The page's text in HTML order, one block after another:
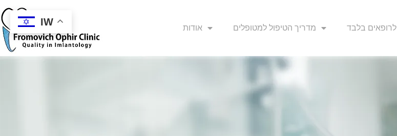
אודות מדריך הטיפול למטופלים לרופאים בלבד
IW